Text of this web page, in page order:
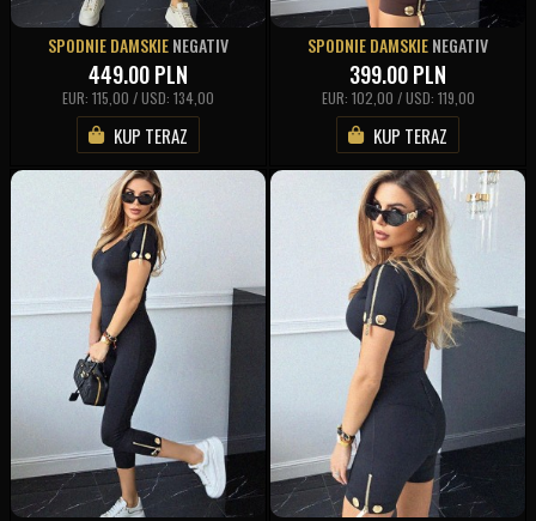
SPODNIE DAMSKIENEGATIV
449.00PLN
EUR: 115,00 / USD: 134,00
KUP TERAZ
SPODNIE DAMSKIENEGATIV
399.00PLN
EUR: 102,00 / USD: 119,00
KUP TERAZ